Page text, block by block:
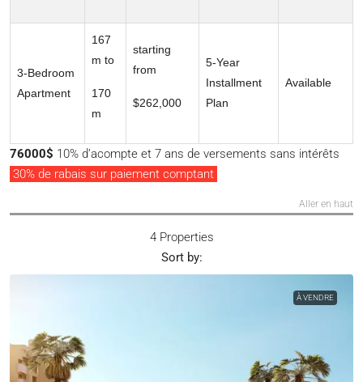
3-Bedroom
Apartment
167
m to
170
m
starting
from
$262,000
5-Year
Installment
Plan
Available
76000$ 10% d’acompte et 7 ans de versements sans intérêts
30% de rabais sur paiement comptant
Aller en haut
4 Properties
Sort by:
À VENDRE